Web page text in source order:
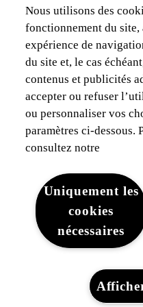
Je suis gestionnaire de
Assurances &
Découvrez Lexus
Mentions Légales
Mentions légalesCookies
Lexus-Belgique © 2026
Nous utilisons des
fonctionnement du
expérience de
du site et, le cas
contenus et publicités
accepter ou refuser
ou personnaliser vos
paramètres ci-dessous.
consultez notre
Uniquement les
cookies
nécessaires